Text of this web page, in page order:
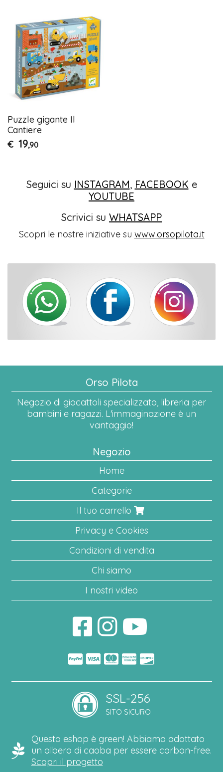
Puzzle gigante Il
Cantiere
€ 19,90
Seguici su INSTAGRAM, FACEBOOK e
YOUTUBE
Scrivici su WHATSAPP
Scopri le nostre iniziative su www.orsopilota.it
Orso Pilota
Negozio di giocattoli specializzato, libreria per
bambini e ragazzi. L'immaginazione è un
vantaggio!
Negozio
Home
Categorie
Il tuo carrello
Privacy e Cookies
Condizioni di vendita
Chi siamo
I nostri video
SSL-256
SITO SICURO
Questo eshop è green! Abbiamo adottato
un albero di caoba per essere carbon-free.
Scopri il progetto